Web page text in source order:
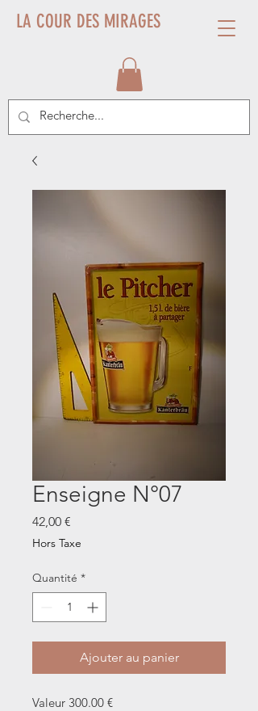
LA COUR DES MIRAGES
Enseigne N°07
42,00 €
Hors Taxe
Quantité *
Ajouter au panier
Valeur 300.00 €